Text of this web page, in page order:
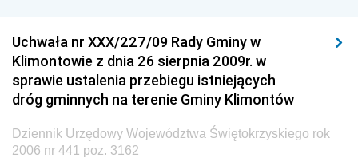
Uchwała nr XXX/227/09 Rady Gminy w
Klimontowie z dnia 26 sierpnia 2009r. w
sprawie ustalenia przebiegu istniejących
dróg gminnych na terenie Gminy Klimontów
Dziennik Urzędowy Województwa Świętokrzyskiego rok
2006 nr 441 poz. 3162